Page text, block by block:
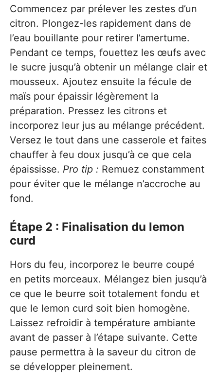
Commencez par prélever les zestes d’un
citron. Plongez-les rapidement dans de
l’eau bouillante pour retirer l’amertume.
Pendant ce temps, fouettez les œufs avec
le sucre jusqu’à obtenir un mélange clair et
mousseux. Ajoutez ensuite la fécule de
maïs pour épaissir légèrement la
préparation. Pressez les citrons et
incorporez leur jus au mélange précédent.
Versez le tout dans une casserole et faites
chauffer à feu doux jusqu’à ce que cela
épaississe. Pro tip : Remuez constamment
pour éviter que le mélange n’accroche au
fond.
Étape 2 : Finalisation du lemon
curd
Hors du feu, incorporez le beurre coupé
en petits morceaux. Mélangez bien jusqu’à
ce que le beurre soit totalement fondu et
que le lemon curd soit bien homogène.
Laissez refroidir à température ambiante
avant de passer à l’étape suivante. Cette
pause permettra à la saveur du citron de
se développer pleinement.